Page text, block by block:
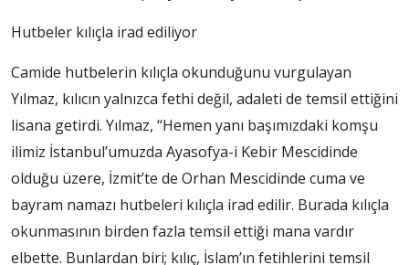
Hutbeler kılıçla irad ediliyor
Camide hutbelerin kılıçla okunduğunu vurgulayan
Yılmaz, kılıcın yalnızca fethi değil, adaleti de temsil ettiğini
lisana getirdi. Yılmaz, “Hemen yanı başımızdaki komşu
ilimiz İstanbul’umuzda Ayasofya-i Kebir Mescidinde
olduğu üzere, İzmit’te de Orhan Mescidinde cuma ve
bayram namazı hutbeleri kılıçla irad edilir. Burada kılıçla
okunmasının birden fazla temsil ettiği mana vardır
elbette. Bunlardan biri; kılıç, İslam’ın fetihlerini temsil